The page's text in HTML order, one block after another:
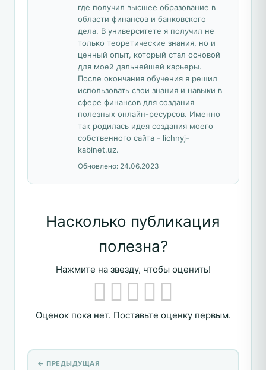
где получил высшее образование в
области финансов и банковского
дела. В университете я получил не
только теоретические знания, но и
ценный опыт, который стал основой
для моей дальнейшей карьеры.
После окончания обучения я решил
использовать свои знания и навыки в
сфере финансов для создания
полезных онлайн-ресурсов. Именно
так родилась идея создания моего
собственного сайта - lichnyj-
kabinet.uz.
Обновлено: 24.06.2023
Насколько публикация
полезна?
Нажмите на звезду, чтобы оценить!
Оценок пока нет. Поставьте оценку первым.
← ПРЕДЫДУЩАЯ